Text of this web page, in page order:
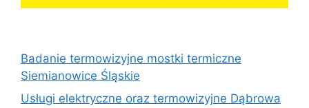
Badanie termowizyjne mostki termiczne
Siemianowice Śląskie
Usługi elektryczne oraz termowizyjne Dąbrowa